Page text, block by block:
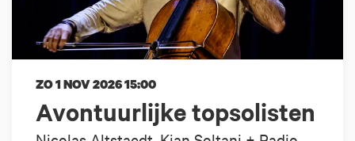
Avontuurlijke topsolisten
ZO 1 NOV 202615:00